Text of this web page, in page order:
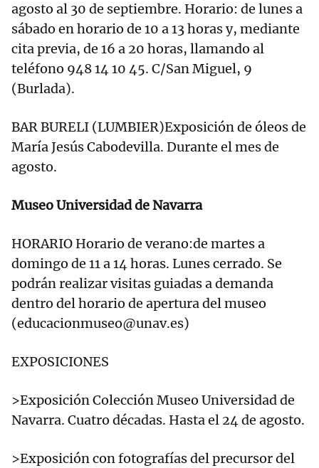
agosto al 30 de septiembre. Horario: de lunes a
sábado en horario de 10 a 13 horas y, mediante
cita previa, de 16 a 20 horas, llamando al
teléfono 948 14 10 45. C/San Miguel, 9
(Burlada).
BAR BURELI (LUMBIER)Exposición de óleos de
María Jesús Cabodevilla. Durante el mes de
agosto.
Museo Universidad de Navarra
HORARIO Horario de verano:de martes a
domingo de 11 a 14 horas. Lunes cerrado. Se
podrán realizar visitas guiadas a demanda
dentro del horario de apertura del museo
(educacionmuseo@unav.es)
EXPOSICIONES
>Exposición Colección Museo Universidad de
Navarra. Cuatro décadas. Hasta el 24 de agosto.
>Exposición con fotografías del precursor del